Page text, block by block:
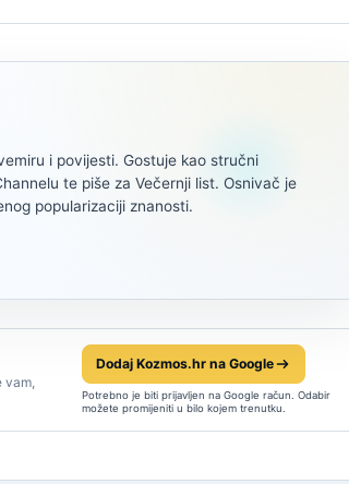
i povijesti. Gostuje kao stručni
te piše za Večernji list. Osnivač je
popularizaciji znanosti.
vam,
Dodaj Kozmos.hr na Google
Potrebno je biti prijavljen na Google račun. Odabir
možete promijeniti u bilo kojem trenutku.